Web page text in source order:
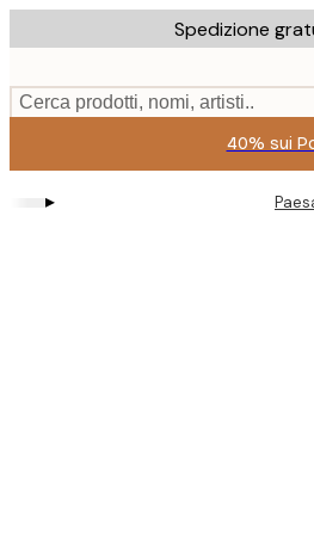
to
content.
Spedizione
Cerca prodotti, nomi, artisti..
40% sui
▸